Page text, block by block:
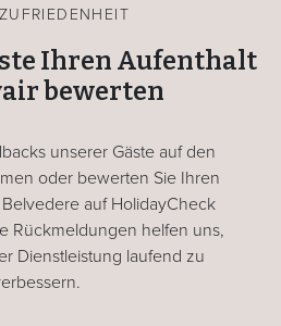
Ihren Aufenthalt
bewerten
unserer Gäste auf den
oder bewerten Sie Ihren
auf HolidayCheck
Rückmeldungen helfen uns,
Dienstleistung laufend zu